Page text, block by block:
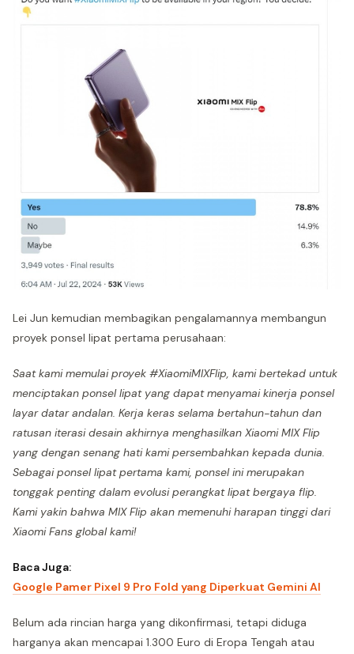
Lei Jun kemudian membagikan pengalamannya membangun
proyek ponsel lipat pertama perusahaan:
Saat kami memulai proyek #XiaomiMIXFlip, kami bertekad untuk
menciptakan ponsel lipat yang dapat menyamai kinerja ponsel
layar datar andalan. Kerja keras selama bertahun-tahun dan
ratusan iterasi desain akhirnya menghasilkan Xiaomi MIX Flip
yang dengan senang hati kami persembahkan kepada dunia.
Sebagai ponsel lipat pertama kami, ponsel ini merupakan
tonggak penting dalam evolusi perangkat lipat bergaya flip.
Kami yakin bahwa MIX Flip akan memenuhi harapan tinggi dari
Xiaomi Fans global kami!
Baca Juga:
Google Pamer Pixel 9 Pro Fold yang Diperkuat Gemini AI
Belum ada rincian harga yang dikonfirmasi, tetapi diduga
harganya akan mencapai 1.300 Euro di Eropa Tengah atau